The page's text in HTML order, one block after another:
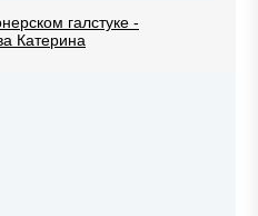
галстуке -
Катерина